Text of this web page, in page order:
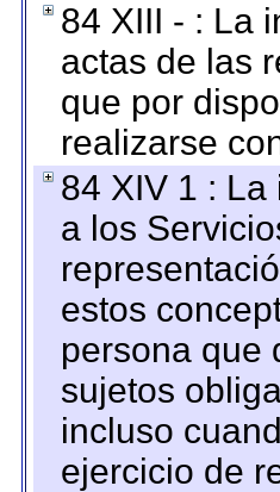
84 XIII - : La
actas de las
que por
realizarse
84 XIV 1 :
a los
estos
persona que
sujetos
incluso
ejercicio de